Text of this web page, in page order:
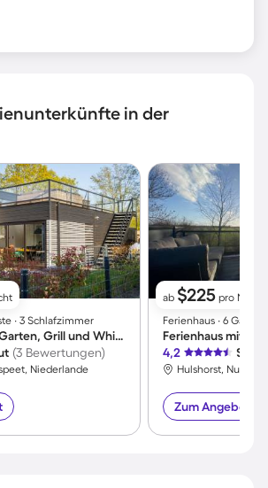
in der
∙ 3 Schlafzimmer
Ferienhaus mit Garten, Grill und Whirlpool | Panoramablick
(3 Bewertungen)
Niederlande
ab $225 pro Nacht
Ferienhaus ∙ 6 Gäste
4,2 Sehr
Hulshorst,
Zum Angebot